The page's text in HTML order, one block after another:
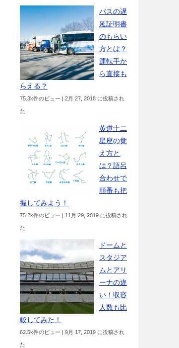
バスの遅
延証明書
のもらい
方とは？
運転手か
ら直接も
らえる？
75.3k件のビュー | 2月 27, 2018 に投稿され
た
黄道十二
星座の覚
え方と
は？語呂
合わせで
順番も把
握してみよう！
75.2k件のビュー | 11月 29, 2019 に投稿され
た
ドームと
スタジア
ムとアリ
ーナの違
い！収容
人数も比
較してみた！
62.5k件のビュー | 9月 17, 2019 に投稿され
た